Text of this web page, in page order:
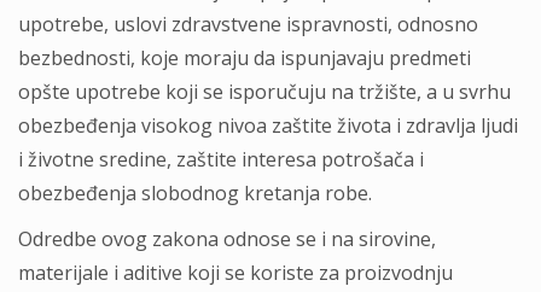
upotrebe, uslovi zdravstvene ispravnosti, odnosno
bezbednosti, koje moraju da ispunjavaju predmeti
opšte upotrebe koji se isporučuju na tržište, a u svrhu
obezbeđenja visokog nivoa zaštite života i zdravlјa lјudi
i životne sredine, zaštite interesa potrošača i
obezbeđenja slobodnog kretanja robe.
Odredbe ovog zakona odnose se i na sirovine,
materijale i aditive koji se koriste za proizvodnju